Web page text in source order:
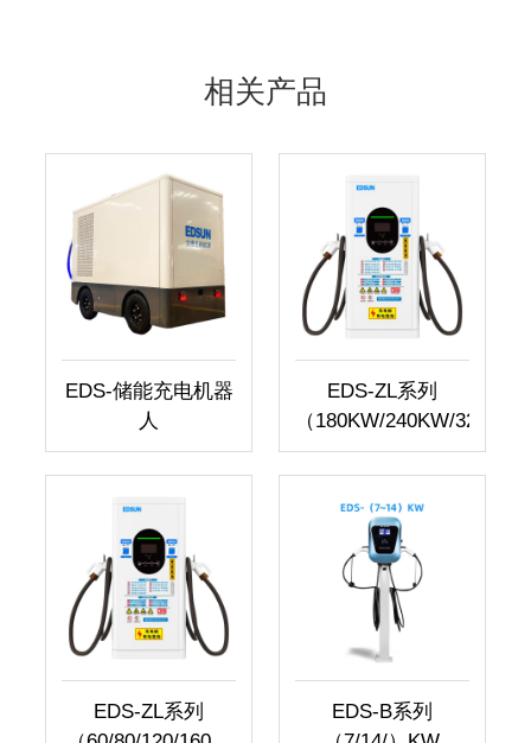
相关产品
EDS-储能充电机器
人
EDS-ZL系列
（180KW/240KW/320KW..
EDS-ZL系列
EDS-B系列